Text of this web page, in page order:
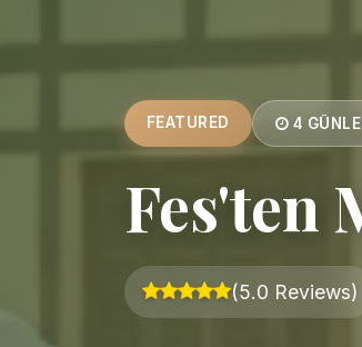
FEATURED 4
Fes'ten
(5.0 Reviews)